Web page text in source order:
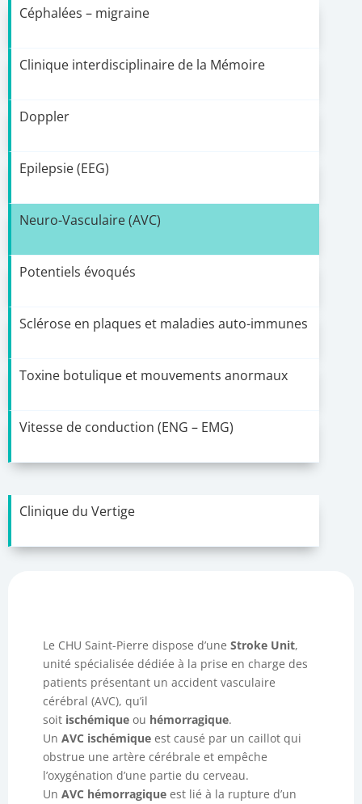
Céphalées – migraine
Clinique interdisciplinaire de la Mémoire
Doppler
Epilepsie (EEG)
Neuro-Vasculaire (AVC)
Potentiels évoqués
Sclérose en plaques et maladies auto-immunes
Toxine botulique et mouvements anormaux
Vitesse de conduction (ENG – EMG)
Clinique du Vertige
Le CHU Saint-Pierre dispose d’une Stroke Unit,
unité spécialisée dédiée à la prise en charge des
patients présentant un accident vasculaire
cérébral (AVC), qu’il
soit ischémiqueou hémorragique.
Un AVC ischémiqueest causé par un caillot qui
obstrue une artère cérébrale et empêche
l’oxygénation d’une partie du cerveau.
Un AVC hémorragiqueest lié à la rupture d’un